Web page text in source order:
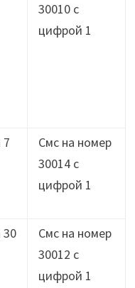
30010 с
цифрой 1
7
Смс на номер
30014 с
цифрой 1
30
Смс на номер
30012 с
цифрой 1